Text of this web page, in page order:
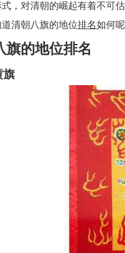
，对清朝的崛起有着不可
清朝八旗的地位排名如何
旗的地位排名
旗